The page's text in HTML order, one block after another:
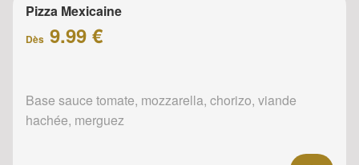
Pizza Mexicaine
Dès 9.99 €
Base sauce tomate, mozzarella, chorizo, viande
hachée, merguez